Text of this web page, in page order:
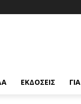
ΕΚΔΌΣΕΙΣ